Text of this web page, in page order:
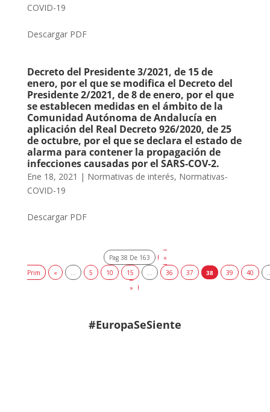
COVID-19
Descargar PDF
Decreto del Presidente 3/2021, de 15 de
enero, por el que se modifica el Decreto del
Presidente 2/2021, de 8 de enero, por el que
se establecen medidas en el ámbito de la
Comunidad Autónoma de Andalucía en
aplicación del Real Decreto 926/2020, de 25
de octubre, por el que se declara el estado de
alarma para contener la propagación de
infecciones causadas por el SARS-COV-2.
Ene 18, 2021 | Normativas de interés, Normativas-
COVID-19
Descargar PDF
Pag 38 De 163
«
Prim
« 5 10 15 36 37 38 39 40
»
#EuropaSeSiente